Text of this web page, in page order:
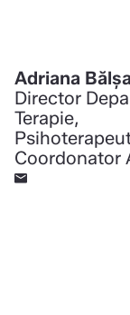
Adriana
Director
Terapie,
Coordonator